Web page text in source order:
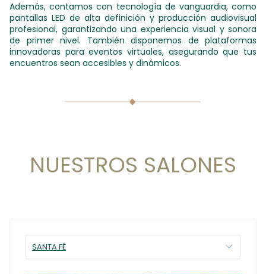
Además, contamos con tecnología de vanguardia, como
pantallas LED de alta definición y producción audiovisual
profesional, garantizando una experiencia visual y sonora
de primer nivel. También disponemos de plataformas
innovadoras para eventos virtuales, asegurando que tus
encuentros sean accesibles y dinámicos.
NUESTROS SALONES
SANTA FÉ